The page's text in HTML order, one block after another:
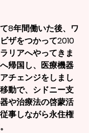
8年間働いた後、ワ
ザをつかって2010
リアへやってきま
帰国し、医療機器
チェンジをしまし
動で、シドニー支
や治療法の啓蒙活
事しながら永住権